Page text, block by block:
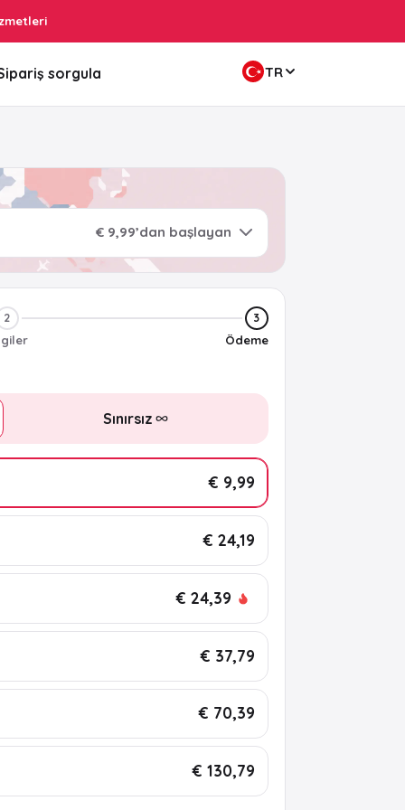
sorgula TR
€ 9,99’dan başlayan
2 3
Ödeme
Sınırsız
€ 9,99
€ 24,19
€ 24,39
€ 37,79
€ 70,39
€ 130,79